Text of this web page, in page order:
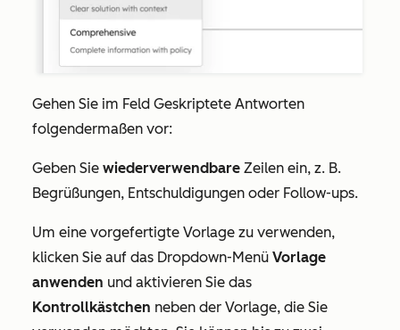
Gehen Sie im Feld Geskriptete Antworten
folgendermaßen vor:
Geben Sie wiederverwendbare Zeilen ein, z. B.
Begrüßungen, Entschuldigungen oder Follow-ups.
Um eine vorgefertigte Vorlage zu verwenden,
klicken Sie auf das Dropdown-Menü Vorlage
anwenden und aktivieren Sie das
Kontrollkästchen neben der Vorlage, die Sie